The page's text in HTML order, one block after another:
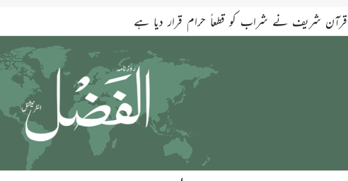
شراب، جوئے اور قرعہ اندازی کے تیر سب شیطانی کام ہیں